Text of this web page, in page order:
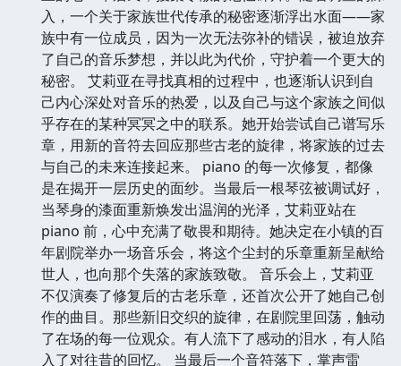
入，一个关于家族世代传承的秘密逐渐浮出水面——家
族中有一位成员，因为一次无法弥补的错误，被迫放弃
了自己的音乐梦想，并以此为代价，守护着一个更大的
秘密。 艾莉亚在寻找真相的过程中，也逐渐认识到自
己内心深处对音乐的热爱，以及自己与这个家族之间似
乎存在的某种冥冥之中的联系。她开始尝试自己谱写乐
章，用新的音符去回应那些古老的旋律，将家族的过去
与自己的未来连接起来。 piano 的每一次修复，都像
是在揭开一层历史的面纱。当最后一根琴弦被调试好，
当琴身的漆面重新焕发出温润的光泽，艾莉亚站在
piano 前，心中充满了敬畏和期待。她决定在小镇的百
年剧院举办一场音乐会，将这个尘封的乐章重新呈献给
世人，也向那个失落的家族致敬。 音乐会上，艾莉亚
不仅演奏了修复后的古老乐章，还首次公开了她自己创
作的曲目。那些新旧交织的旋律，在剧院里回荡，触动
了在场的每一位观众。有人流下了感动的泪水，有人陷
入了对往昔的回忆。 当最后一个音符落下，掌声雷